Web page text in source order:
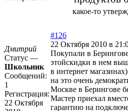
какое-то
Дмитрий
Статус —
Школьник
Сообщений:
1
Регистрация:
22 Октября
#126
22 Октября 2010 в
Покупали в
этойскидки в нем
в интернет
на это очень
Москве в Берингове
Мастер приехал
гарантию на